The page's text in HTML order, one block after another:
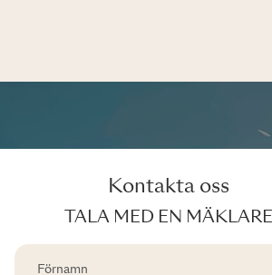
Kontakta oss
TALA MED EN MÄKLARE